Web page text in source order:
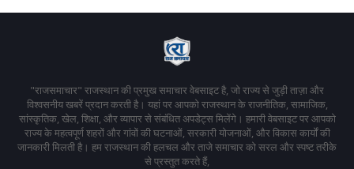
"राजसमाचार" राजस्थान की प्रमुख समाचार वेबसाइट है, जो राज्य से जुड़ी ताज़ा और
विश्वसनीय खबरें प्रदान करती है। यहां पर आपको राजस्थान के राजनीतिक, सामाजिक,
सांस्कृतिक, खेल, शिक्षा, और व्यापार से संबंधित अपडेट्स मिलेंगे। हमारी वेबसाइट पर आपको
राज्य के महत्वपूर्ण शहरों और गांवों की घटनाओं, सरकारी योजनाओं, और विकास कार्यों की
जानकारी मिलती है। हम राजस्थान की हलचल और ताजे समाचार को सरल और स्पष्ट तरीके
से प्रस्तुत करते हैं,